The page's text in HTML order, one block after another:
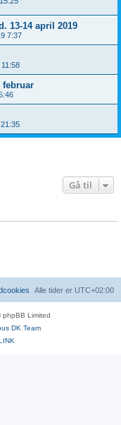
13-14 april 2019
7:37
februar
Gå til
Alle tider er UTC+02:00
Limited
DK Team